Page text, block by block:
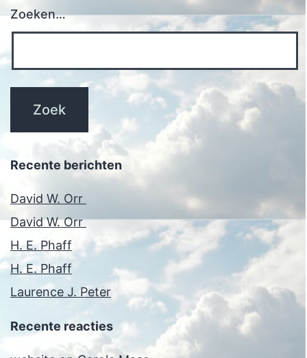
Zoeken…
Recente berichten
David W. Orr
David W. Orr
H. E. Phaff
H. E. Phaff
Laurence J. Peter
Recente reacties